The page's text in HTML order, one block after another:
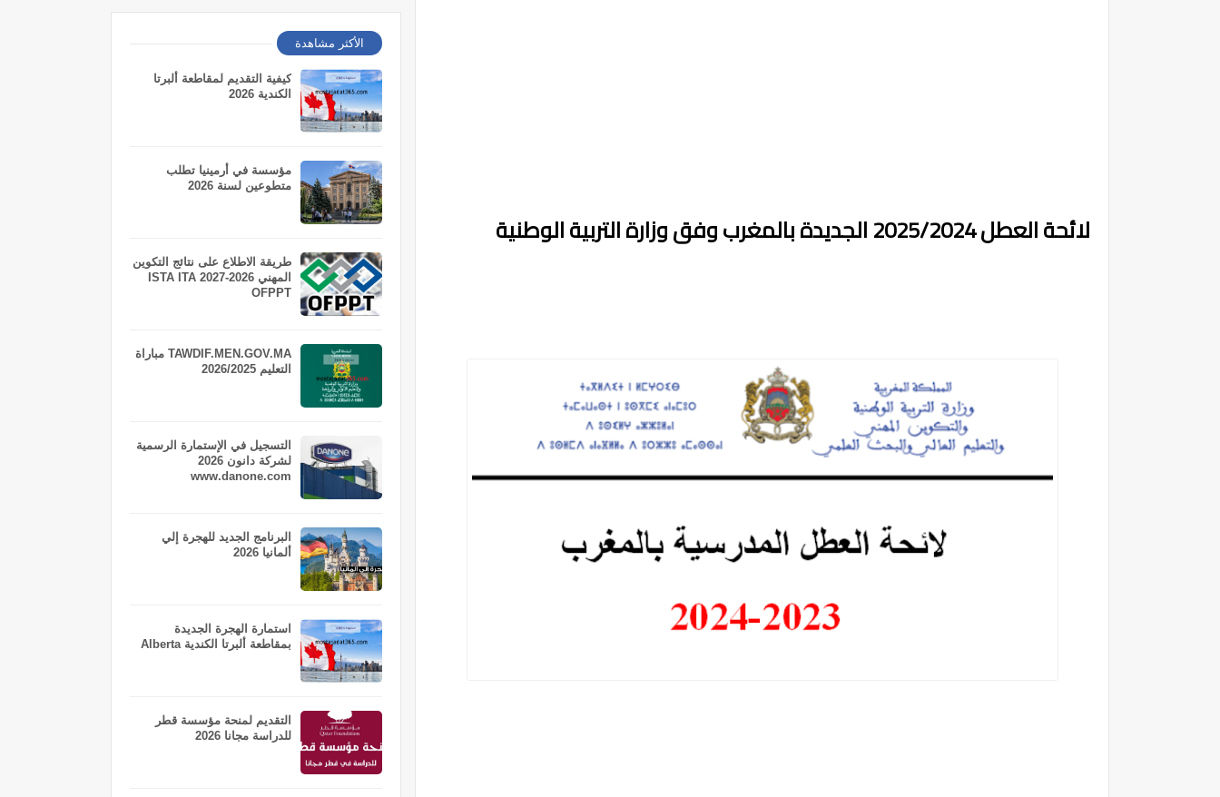
لائحة العطل 2025/2024 الجديدة بالمغرب وفق وزارة التربية الوطنية
الأكثر مشاهدة
كيفية التقديم لمقاطعة ألبرتا
الكندية 2026
مؤسسة في أرمينيا تطلب
متطوعين لسنة 2026
طريقة الاطلاع على نتائج التكوين
المهني 2026-2027 ISTA ITA
OFPPT
TAWDIF.MEN.GOV.MA مباراة
التعليم 2026/2025
التسجيل في الإستمارة الرسمية
لشركة دانون 2026
www.danone.com
البرنامج الجديد للهجرة إلي
ألمانيا 2026
استمارة الهجرة الجديدة
بمقاطعة ألبرتا الكندية Alberta
التقديم لمنحة مؤسسة قطر
للدراسة مجانا 2026